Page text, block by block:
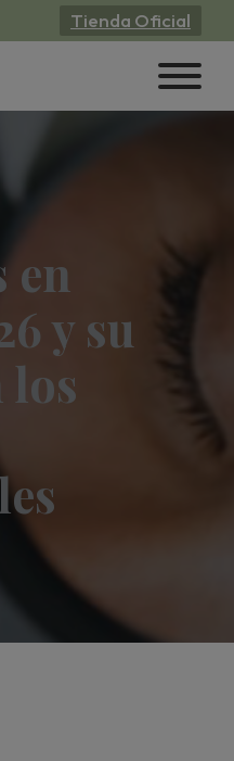
Tienda Oficial
en
y su
los